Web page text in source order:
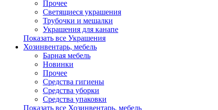
Прочее
Светящиеся украшения
Трубочки и мешалки
Украшения для канапе
Показать все Украшения
Хозинвентарь, мебель
Барная мебель
Новинки
Прочее
Средства гигиены
Средства уборки
Средства упаковки
Показать все Хозинвентарь, мебель